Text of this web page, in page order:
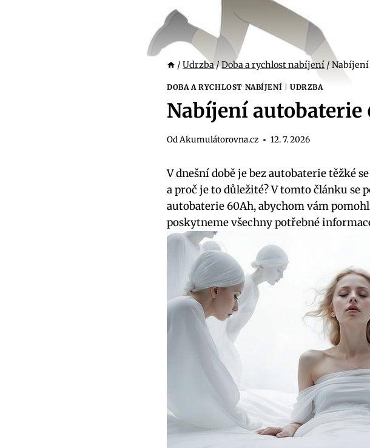
/ Udrzba/Doba a rychlost nabíjení / Nabíjení
DOBA A RYCHLOST NABÍJENÍ |UDRZBA
Nabíjení autobaterie
OdAkumulátorovna.cz 12. 7. 2026
V dnešní době je bez autobaterie těžké
a proč je to důležité? V tomto článku se
autobaterie 60Ah, abychom vám
poskytneme všechny potřebné